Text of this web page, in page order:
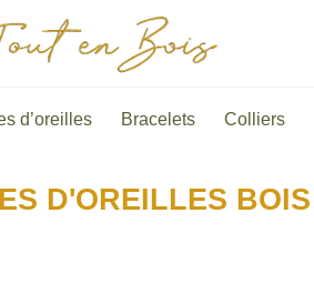
d’oreilles Bracelets Colliers
D'OREILLES BOIS